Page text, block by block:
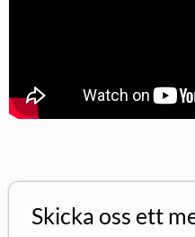
Skicka oss ett